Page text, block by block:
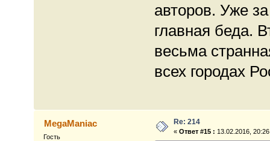
авторов. Уже
главная беда.
весьма
всех городах
MegaManiac
Гость
Re: 214
«Ответ #15 : 13.02.2016,